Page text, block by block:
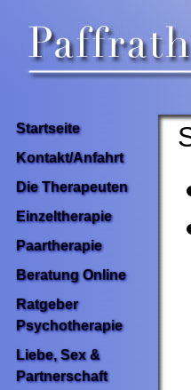
Startseite
Kontakt/Anfahrt
Die Therapeuten
Einzeltherapie
Paartherapie
Beratung Online
Ratgeber
Psychotherapie
Liebe, Sex &
Partnerschaft